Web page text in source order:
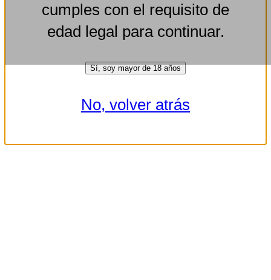
cumples con el requisito de
edad legal para continuar.
Sí, soy mayor de 18 años
No, volver atrás